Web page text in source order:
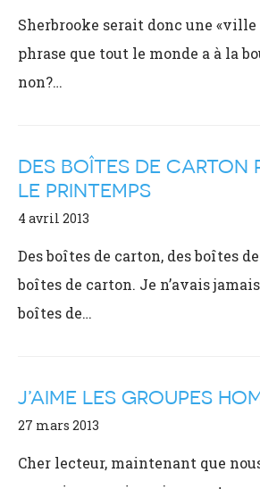
Sherbrooke serait donc une «ville
phrase que tout le monde a à la
non?…
DES BOÎTES DE CARTON
LE PRINTEMPS
4 avril 2013
Des boîtes de carton, des boîtes
boîtes de carton. Je n’avais
boîtes de…
J’AIME LES GROUPES
27 mars 2013
Cher lecteur, maintenant que